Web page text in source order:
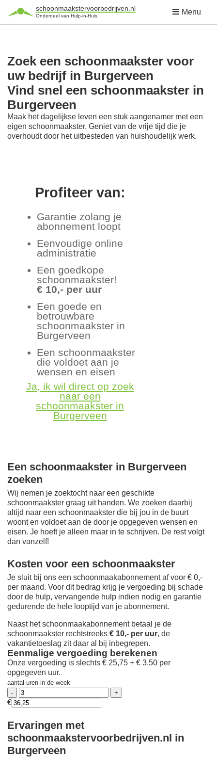
schoonmaakstervoorbedrijven.nl
Onderdeel van Hulp-in-Huis Menu
Zoek een schoonmaakster voor
uw bedrijf in Burgerveen
Vind snel een schoonmaakster in
Burgerveen
Maak het dagelijkse leven een stuk aangenamer met een
eigen schoonmaakster. Geniet van de vrije tijd die je
overhoudt door het uitbesteden van huishoudelijk werk.
Profiteer van:
Garantie zolang je
abonnement loopt
Eenvoudige online
administratie
Een goedkope
schoonmaakster!
€ 10,- per uur
Een goede en
betrouwbare
schoonmaakster in
Burgerveen
Een schoonmaakster
die voldoet aan je
wensen en eisen
Ja, ik wil direct op zoek
naar een
schoonmaakster in
Burgerveen
Een schoonmaakster in Burgerveen
zoeken
Wij nemen je zoektocht naar een geschikte
schoonmaakster graag uit handen. We zoeken daarbij
altijd naar een schoonmaakster die bij jou in de buurt
woont en voldoet aan de door je opgegeven wensen en
eisen. Je hoeft je alleen maar in te schrijven. De rest volgt
dan vanzelf!
Kosten voor een schoonmaakster
Je sluit bij ons een schoonmaakabonnement af voor € 0,-
per maand. Voor dit bedrag krijg je vergoeding bij schade
door de hulp, vervangende hulp indien nodig en garantie
gedurende de hele looptijd van je abonnement.
Naast het schoonmaakabonnement betaal je de
schoonmaakster rechtstreeks € 10,- per uur, de
vakantietoeslag zit daar al bij inbegrepen.
Eenmalige vergoeding berekenen
Onze vergoeding is slechts € 25,75 + € 3,50 per
opgegeven uur.
aantal uren in de week
€
Ervaringen met
schoonmaakstervoorbedrijven.nl in
Burgerveen